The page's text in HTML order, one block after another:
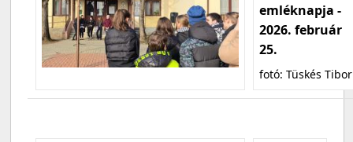
emléknapja -
2026. február
25.
fotó: Tüskés Tibor